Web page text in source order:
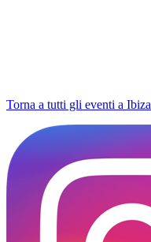
Torna a tutti gli eventi a Ibiza